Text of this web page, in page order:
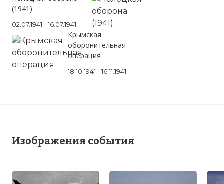
(1941)
02.07.1941 - 16.07.1941
Крымская
оборонительная
операция
18.10.1941 - 16.11.1941
Изображения события